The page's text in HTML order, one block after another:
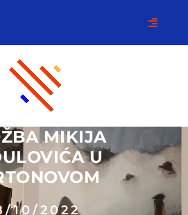
MIKIJA
U
10/2022